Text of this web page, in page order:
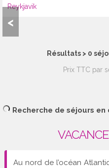
Reykjavik
<
Résultats > 0
Prix TTC par
Recherche de séjours en
Au nord de l’océan